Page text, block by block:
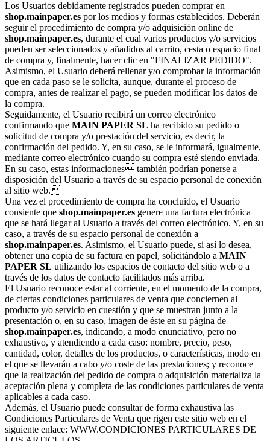
Los Usuarios debidamente registrados pueden comprar en
shop.mainpaper.es por los medios y formas establecidos. Deberán
seguir el procedimiento de compra y/o adquisición online de
shop.mainpaper.es, durante el cual varios productos y/o servicios
pueden ser seleccionados y añadidos al carrito, cesta o espacio final
de compra y, finalmente, hacer clic en "FINALIZAR PEDIDO".
Asimismo, el Usuario deberá rellenar y/o comprobar la información
que en cada paso se le solicita, aunque, durante el proceso de
compra, antes de realizar el pago, se pueden modificar los datos de
la compra.
Seguidamente, el Usuario recibirá un correo electrónico
confirmando que MAIN PAPER SL ha recibido su pedido o
solicitud de compra y/o prestación del servicio, es decir, la
confirmación del pedido. Y, en su caso, se le informará, igualmente,
mediante correo electrónico cuando su compra esté siendo enviada.
En su caso, estas informaciones también podrían ponerse a
disposición del Usuario a través de su espacio personal de conexión
al sitio web.
Una vez el procedimiento de compra ha concluido, el Usuario
consiente que shop.mainpaper.es genere una factura electrónica
que se hará llegar al Usuario a través del correo electrónico. Y, en su
caso, a través de su espacio personal de conexión a
shop.mainpaper.es. Asimismo, el Usuario puede, si así lo desea,
obtener una copia de su factura en papel, solicitándolo a MAIN
PAPER SL utilizando los espacios de contacto del sitio web o a
través de los datos de contacto facilitados más arriba.
El Usuario reconoce estar al corriente, en el momento de la compra,
de ciertas condiciones particulares de venta que conciernen al
producto y/o servicio en cuestión y que se muestran junto a la
presentación o, en su caso, imagen de éste en su página de
shop.mainpaper.es, indicando, a modo enunciativo, pero no
exhaustivo, y atendiendo a cada caso: nombre, precio, peso,
cantidad, color, detalles de los productos, o características, modo en
el que se llevarán a cabo y/o coste de las prestaciones; y reconoce
que la realización del pedido de compra o adquisición materializa la
aceptación plena y completa de las condiciones particulares de venta
aplicables a cada caso.
Además, el Usuario puede consultar de forma exhaustiva las
Condiciones Particulares de Venta que rigen este sitio web en el
siguiente enlace: WWW.CONDICIONES PARTICULARES DE